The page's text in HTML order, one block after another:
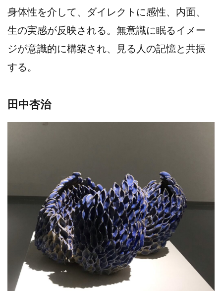
身体性を介して、ダイレクトに感性、内面、
生の実感が反映される。無意識に眠るイメー
ジが意識的に構築され、見る人の記憶と共振
する。
田中杏治